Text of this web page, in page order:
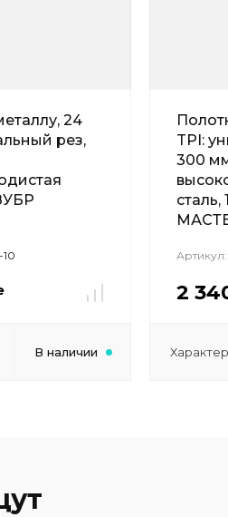
24
рез,
10
В наличии
TPI:
300
Артикул:
2